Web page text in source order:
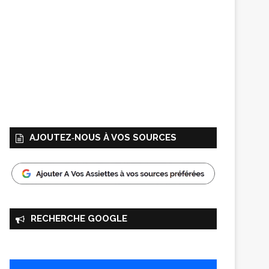
AJOUTEZ‑NOUS À VOS SOURCES
RECHERCHE GOOGLE